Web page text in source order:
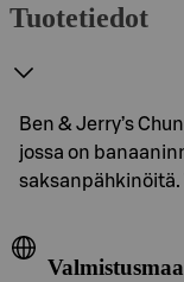
Tuotetiedot
Ben & Jerry’s
jossa on
saksanpähkinöitä.
Valmistusmaa